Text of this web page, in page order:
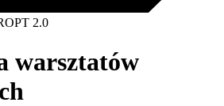
2.0
warsztatów